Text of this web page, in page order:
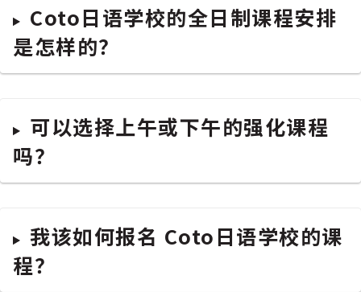
Coto日语学校的全日制课程安排
是怎样的？
可以选择上午或下午的强化课程
吗？
我该如何报名 Coto日语学校的课
程？